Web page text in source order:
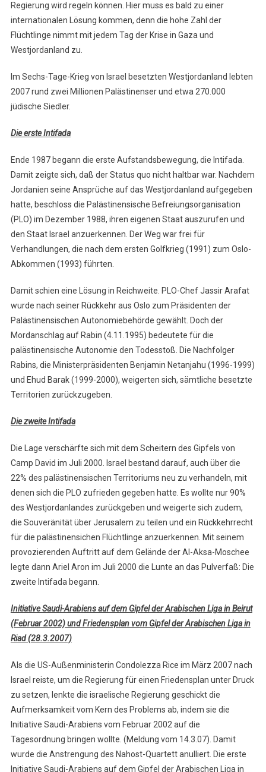
Regierung wird regeln können. Hier muss es bald zu einer
internationalen Lösung kommen, denn die hohe Zahl der
Flüchtlinge nimmt mit jedem Tag der Krise in Gaza und
Westjordanland zu.
Im Sechs-Tage-Krieg von Israel besetzten Westjordanland lebten
2007 rund zwei Millionen Palästinenser und etwa 270.000
jüdische Siedler.
Die erste Intifada
Ende 1987 begann die erste Aufstandsbewegung, die Intifada.
Damit zeigte sich, daß der Status quo nicht haltbar war. Nachdem
Jordanien seine Ansprüche auf das Westjordanland aufgegeben
hatte, beschloss die Palästinensische Befreiungsorganisation
(PLO) im Dezember 1988, ihren eigenen Staat auszurufen und
den Staat Israel anzuerkennen. Der Weg war frei für
Verhandlungen, die nach dem ersten Golfkrieg (1991) zum Oslo-
Abkommen (1993) führten.
Damit schien eine Lösung in Reichweite. PLO-Chef Jassir Arafat
wurde nach seiner Rückkehr aus Oslo zum Präsidenten der
Palästinensischen Autonomiebehörde gewählt. Doch der
Mordanschlag auf Rabin (4.11.1995) bedeutete für die
palästinensische Autonomie den Todesstoß. Die Nachfolger
Rabins, die Ministerpräsidenten Benjamin Netanjahu (1996-1999)
und Ehud Barak (1999-2000), weigerten sich, sämtliche besetzte
Territorien zurückzugeben.
Die zweite Intifada
Die Lage verschärfte sich mit dem Scheitern des Gipfels von
Camp David im Juli 2000. Israel bestand darauf, auch über die
22% des palästinensischen Territoriums neu zu verhandeln, mit
denen sich die PLO zufrieden gegeben hatte. Es wollte nur 90%
des Westjordanlandes zurückgeben und weigerte sich zudem,
die Souveränität über Jerusalem zu teilen und ein Rückkehrrecht
für die palästinensichen Flüchtlinge anzuerkennen. Mit seinem
provozierenden Auftritt auf dem Gelände der Al-Aksa-Moschee
legte dann Ariel Aron im Juli 2000 die Lunte an das Pulverfaß: Die
zweite Intifada begann.
Initiative Saudi-Arabiens auf dem Gipfel der Arabischen Liga in Beirut
(Februar 2002) und Friedensplan vom Gipfel der Arabischen Liga in
Riad (28.3.2007)
Als die US-Außenministerin Condolezza Rice im März 2007 nach
Israel reiste, um die Regierung für einen Friedensplan unter Druck
zu setzen, lenkte die israelische Regierung geschickt die
Aufmerksamkeit vom Kern des Problems ab, indem sie die
Initiative Saudi-Arabiens vom Februar 2002 auf die
Tagesordnung bringen wollte. (Meldung vom 14.3.07). Damit
wurde die Anstrengung des Nahost-Quartett anulliert. Die erste
Initiative Saudi-Arabiens auf dem Gipfel der Arabischen Liga in